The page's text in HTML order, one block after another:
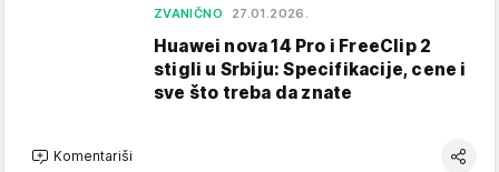
ZVANIČNO 27.01.2026.
Huawei nova 14 Pro i FreeClip 2
stigli u Srbiju: Specifikacije, cene i
sve što treba da znate
Komentariši